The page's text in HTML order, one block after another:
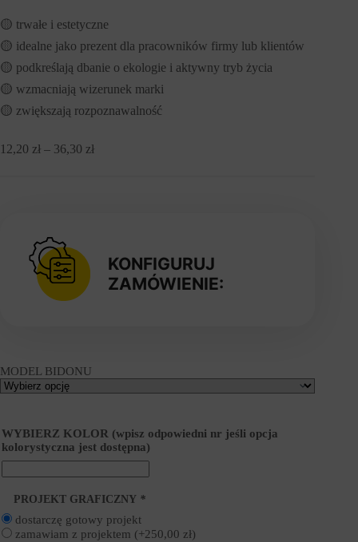
🟡 trwałe i estetyczne
🟡 idealne jako prezent dla pracowników firmy lub klientów
🟡 podkreślają dbanie o ekologie i aktywny tryb życia
🟡 wzmacniają wizerunek marki
🟡 zwiększają rozpoznawalność
12,20 zł – 36,30 złZakres
KONFIGURUJ
ZAMÓWIENIE:
MODEL BIDONU
WYBIERZ KOLOR (wpisz odpowiedni nr jeśli opcja
kolorystyczna jest dostępna)
PROJEKT GRAFICZNY *
dostarczę gotowy projekt
zamawiam z projektem (+250,00 zł)